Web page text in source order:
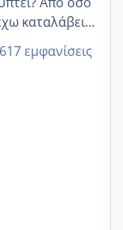
καταλάβει
όλα τα
ιδιωτικού
παιδικό στ
617 εμφανίσεις